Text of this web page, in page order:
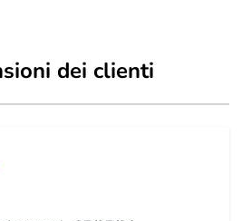
dei clienti